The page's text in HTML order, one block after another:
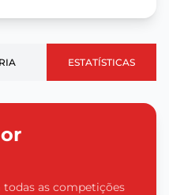
ESTATÍSTICAS
as competições